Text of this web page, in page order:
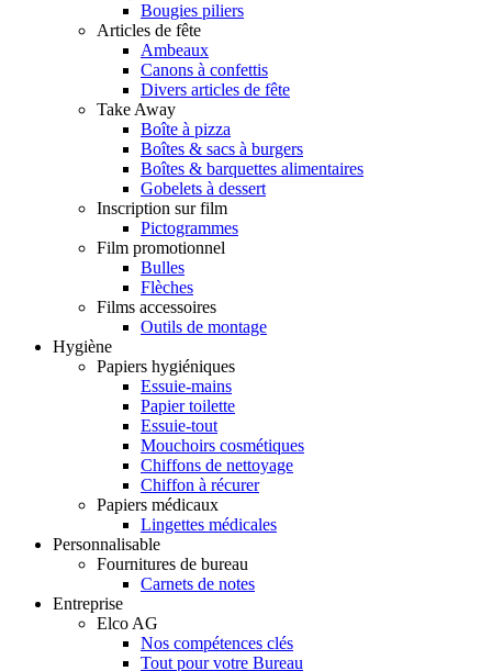
Bougies piliers
Articles de fête
Ambeaux
Canons à confettis
Divers articles de fête
Take Away
Boîte à pizza
Boîtes & sacs à burgers
Boîtes & barquettes alimentaires
Gobelets à dessert
Inscription sur film
Pictogrammes
Film promotionnel
Bulles
Flèches
Films accessoires
Outils de montage
Hygiène
Papiers hygiéniques
Essuie-mains
Papier toilette
Essuie-tout
Mouchoirs cosmétiques
Chiffons de nettoyage
Chiffon à récurer
Papiers médicaux
Lingettes médicales
Personnalisable
Fournitures de bureau
Carnets de notes
Entreprise
Elco AG
Nos compétences clés
Tout pour votre Bureau